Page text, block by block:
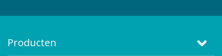
Producten